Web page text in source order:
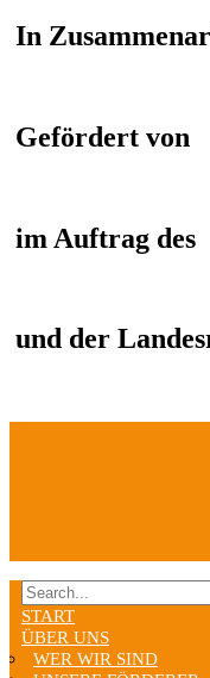
In
Gefördert von
im Auftrag des
und der
START
ÜBER UNS
WER WIR SIND